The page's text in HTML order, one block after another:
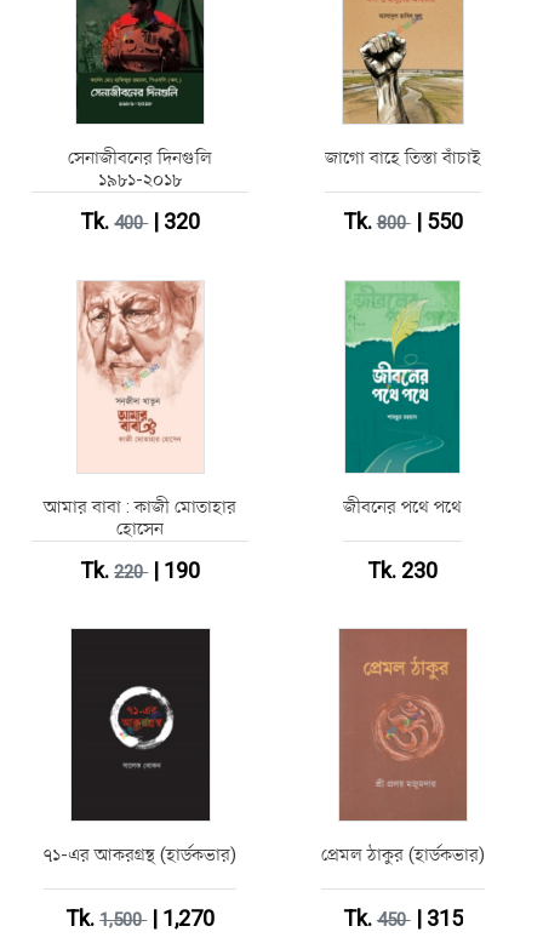
সেনাজীবনের দিনগুলি
১৯৮১-২০১৮
Tk.400| 320
জাগো বাহে তিস্তা বাঁচাই
Tk.800| 550
আমার বাবা : কাজী মোতাহার
হোসেন
Tk.220| 190
জীবনের পথে পথে
Tk. 230
৭১-এর আকরগ্রন্থ (হার্ডকভার)
Tk.1,500| 1,270
প্রেমল ঠাকুর (হার্ডকভার)
Tk.450| 315